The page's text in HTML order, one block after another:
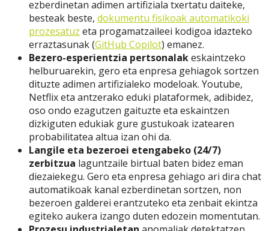
ezberdinetan adimen artifiziala txertatu daiteke,
besteak beste, dokumentu fisikoak automatikoki
prozesatuz eta progamatzaileei kodigoa idazteko
erraztasunak (GitHub Copilot) emanez.
Bezero-esperientzia pertsonalakeskaintzeko
helburuarekin, gero eta enpresa gehiagok sortzen
dituzte adimen artifizialeko modeloak. Youtube,
Netflix eta antzerako eduki plataformek, adibidez,
oso ondo ezagutzen gaituzte eta eskaintzen
dizkiguten edukiak gure gustukoak izatearen
probabilitatea altua izan ohi da.
Langile eta bezeroei etengabeko (24/7)
zerbitzua laguntzaile birtual baten bidez eman
diezaiekegu. Gero eta enpresa gehiago ari dira chat
automatikoak kanal ezberdinetan sortzen, non
bezeroen galderei erantzuteko eta zenbait ekintza
egiteko aukera izango duten edozein momentutan.